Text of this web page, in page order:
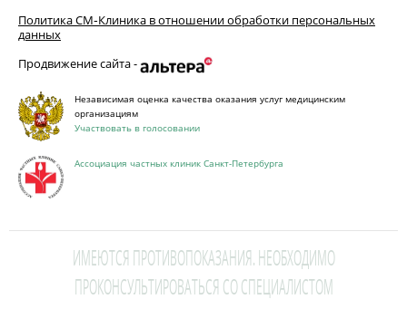
Политика СМ‑Клиника в отношении обработки персональных
данных
Продвижение сайта -
Независимая оценка качества оказания услуг медицинским
организациям
Участвовать в голосовании
Ассоциация частных клиник Санкт-Петербурга
ИМЕЮТСЯ ПРОТИВОПОКАЗАНИЯ. НЕОБХОДИМО
ПРОКОНСУЛЬТИРОВАТЬСЯ СО СПЕЦИАЛИСТОМ